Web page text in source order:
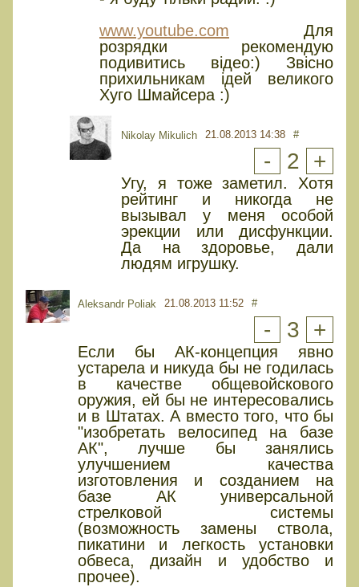
www.youtube.com Для
розрядки рекомендую
подивитись відео:) Звісно
прихильникам ідей великого
Хуго Шмайсера :)
Nikolay Mikulich 21.08.2013 14:38 #
- 2 +
Угу, я тоже заметил. Хотя
рейтинг и никогда не
вызывал у меня особой
эрекции или дисфункции.
Да на здоровье, дали
людям игрушку.
Aleksandr Poliak 21.08.2013 11:52 #
- 3 +
Если бы АК-концепция явно
устарела и никуда бы не годилась
в качестве общевойскового
оружия, ей бы не интересовались
и в Штатах. А вместо того, что бы
"изобретать велосипед на базе
АК", лучше бы занялись
улучшением качества
изготовления и созданием на
базе АК универсальной
стрелковой системы
(возможность замены ствола,
пикатини и легкость установки
обвеса, дизайн и удобство и
прочее).